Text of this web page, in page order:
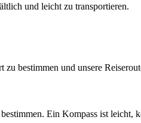
und leicht zu transportieren.
bestimmen und unsere
Ein Kompass ist leicht,